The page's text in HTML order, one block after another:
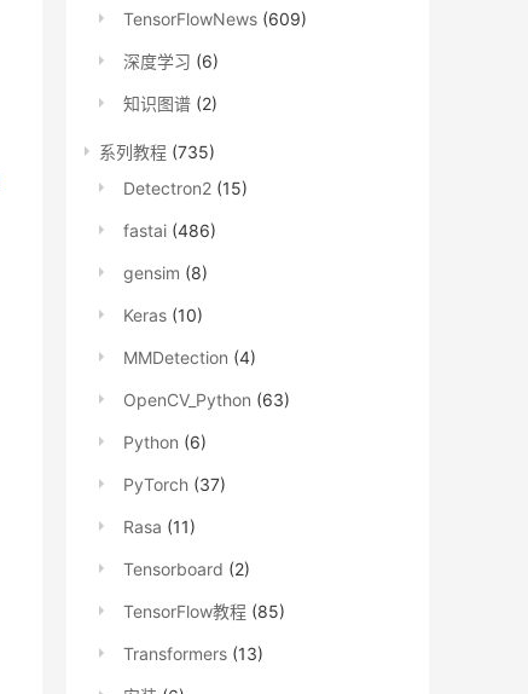
TensorFlowNews (609)
深度学习 (6)
知识图谱 (2)
系列教程 (735)
Detectron2 (15)
fastai (486)
gensim (8)
Keras (10)
MMDetection (4)
OpenCV_Python (63)
Python (6)
PyTorch (37)
Rasa (11)
Tensorboard (2)
TensorFlow教程 (85)
Transformers (13)